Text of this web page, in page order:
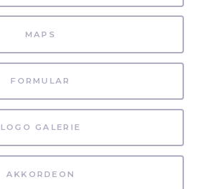
MAPS
FORMULAR
LOGO GALERIE
AKKORDEON